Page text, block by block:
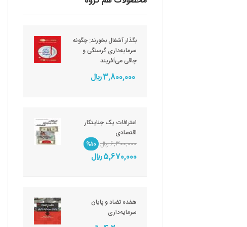
بگذار آشغال بخورند: چگونه
سرمایه‌داری گرسنگی و
چاقی می‌آفریند
3,800,000 ريال
اعترافات یک جنایتکار
اقتصادی
6,300,000 ريال
%10
5,670,000 ريال
هفده تضاد و پایان
سرمایه‌داری